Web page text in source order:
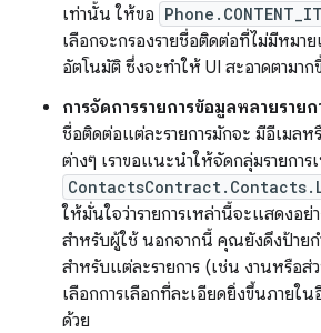
เท่านั้น ให้ขอ
เลือกจะกรองรายชื่อติดต่อที่ไม่มีหมา
อัตโนมัติ ซึ่งจะทำให้ UI สะอาดตามา
การจัดการรายการข้อมูลหลายราย
ชื่อติดต่อแต่ละรายการมักจะ มีอีเมลห
ต่างๆ เราขอแนะนำให้จัดกลุ่มรายการ
ให้มั่นใจว่ารายการเหล่านี้จะแสดงอย่
สำหรับผู้ใช้ นอกจากนี้ คุณยังดึงป้ายก
สำหรับแต่ละรายการ (เช่น งานหรือส่
เลือกการเลือกที่ละเอียดยิ่งขึ้นภายใ
ด้วย